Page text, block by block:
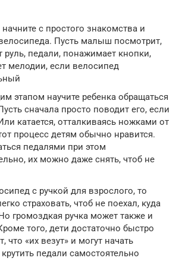
с простого знакомства и
Пусть малыш посмотрит,
руль, педали, понажимает кнопки,
мелодии, если велосипед
этапом научите ребенка обращаться
сначала просто поводит его, если
катается, отталкиваясь ножками от
процесс детям обычно нравится.
педалями при этом
их можно даже снять, чтоб не
с ручкой для взрослого, то
страховать, чтоб не поехал, куда
громоздкая ручка может также и
того, дети достаточно быстро
что «их везут» и могут начать
педали самостоятельно